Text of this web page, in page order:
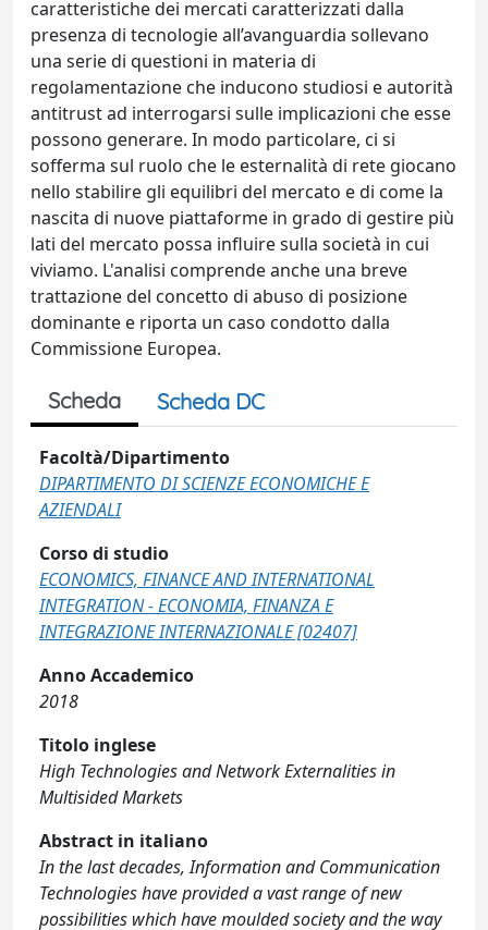
caratteristiche dei mercati caratterizzati dalla
presenza di tecnologie all’avanguardia sollevano
una serie di questioni in materia di
regolamentazione che inducono studiosi e autorità
antitrust ad interrogarsi sulle implicazioni che esse
possono generare. In modo particolare, ci si
sofferma sul ruolo che le esternalità di rete giocano
nello stabilire gli equilibri del mercato e di come la
nascita di nuove piattaforme in grado di gestire più
lati del mercato possa influire sulla società in cui
viviamo. L'analisi comprende anche una breve
trattazione del concetto di abuso di posizione
dominante e riporta un caso condotto dalla
Commissione Europea.
Scheda Scheda DC
Facoltà/Dipartimento
DIPARTIMENTO DI SCIENZE ECONOMICHE E
AZIENDALI
Corso di studio
ECONOMICS, FINANCE AND INTERNATIONAL
INTEGRATION - ECONOMIA, FINANZA E
INTEGRAZIONE INTERNAZIONALE [02407]
Anno Accademico
2018
Titolo inglese
High Technologies and Network Externalities in
Multisided Markets
Abstract in italiano
In the last decades, Information and Communication
Technologies have provided a vast range of new
possibilities which have moulded society and the way